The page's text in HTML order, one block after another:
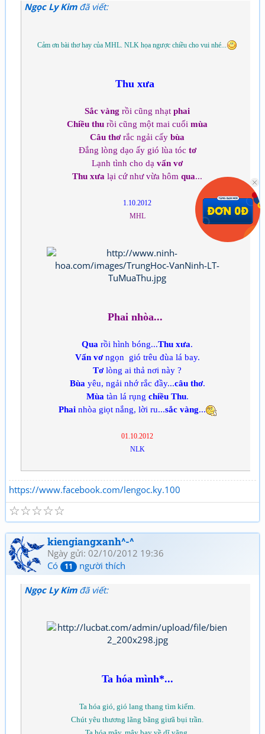
Ngọc Ly Kimđã viết:
Cảm ơn bài thơ hay của MHL. NLK họa ngược chiều cho vui nhé...
Thu xưa
Sắc vàng rồi cũng nhạt phai
Chiều thu rồi cũng một mai cuối mùa
Câu thơrắc ngải cấy bùa
Đắng lòng dạo ấy gió lùa tóc tơ
Lạnh tình cho dạ vẩn vơ
Thu xưa lại cứ như vừa hôm qua...
1.10.2012
MHL
Phai nhòa...
Qua rồi hình bóng...Thu xưa.
Vẩn vơngọn gió trêu đùa lá bay.
Tơlòng ai thả nơi này ?
Bùa yêu, ngải nhớ rắc đầy...câu thơ.
Mùa tàn lá rụng chiều Thu.
Phainhòa giọt nắng, lời ru...sắc vàng...
01.10.2012
NLK
https://www.facebook.com/lengoc.ky.100
☆
☆
☆
☆
☆
kiengiangxanh^-^
Ngày gửi: 02/10/2012 19:36
Có
11 người thích
Ngọc Ly Kimđã viết:
Ta hóa mình*...
Ta hóa gió, gió lang thang tìm kiếm.
Chút yêu thương lãng bãng giưã bụi trần.